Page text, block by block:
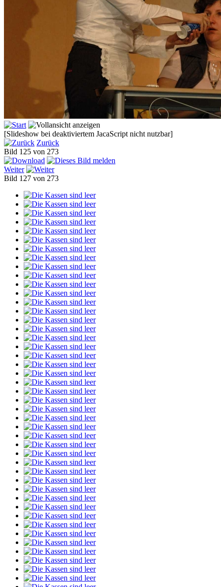
[Slideshow bei deaktiviertem JacaScript nicht nutzbar]
Zurück
Bild 125 von 273
Weiter
Bild 127 von 273